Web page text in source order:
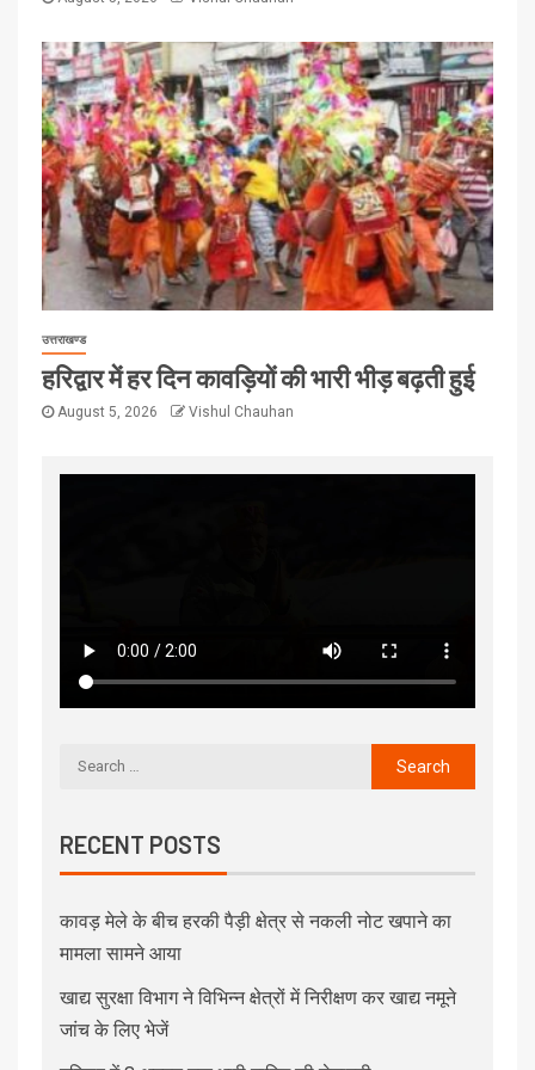
उत्तराखण्ड
हरिद्वार में हर दिन कावड़ियों की भारी भीड़ बढ़ती हुई
August 5, 2026 Vishul Chauhan
RECENT POSTS
कावड़ मेले के बीच हरकी पैड़ी क्षेत्र से नकली नोट खपाने का
मामला सामने आया
खाद्य सुरक्षा विभाग ने विभिन्न क्षेत्रों में निरीक्षण कर खाद्य नमूने
जांच के लिए भेजें